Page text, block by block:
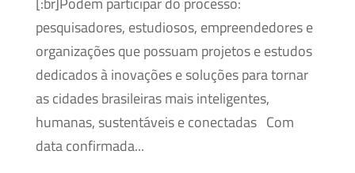
pesquisadores, estudiosos, empreendedores e
organizações que possuam projetos e estudos
dedicados à inovações e soluções para tornar
as cidades brasileiras mais inteligentes,
humanas, sustentáveis e conectadas Com
data confirmada...